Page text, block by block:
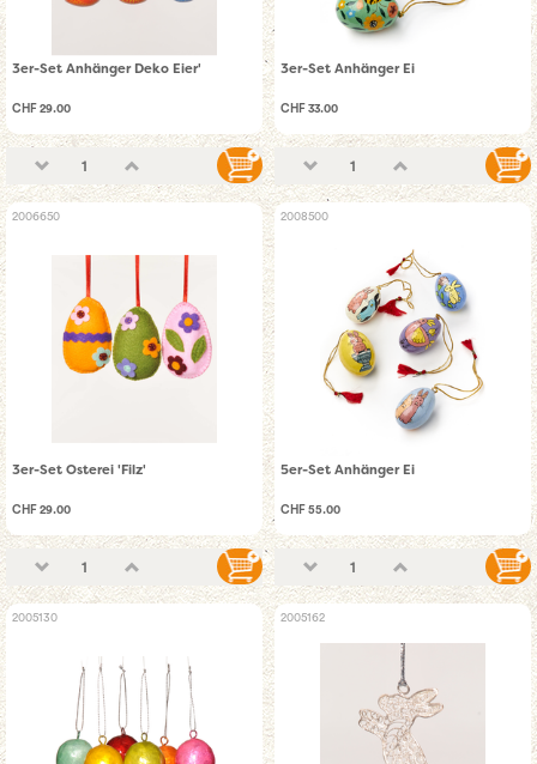
3er-Set Anhänger Deko Eier'
CHF 29.00
3er-Set Anhänger Ei
CHF 33.00
2006650
3er-Set Osterei 'Filz'
CHF 29.00
2008500
5er-Set Anhänger Ei
CHF 55.00
2005130 2005162